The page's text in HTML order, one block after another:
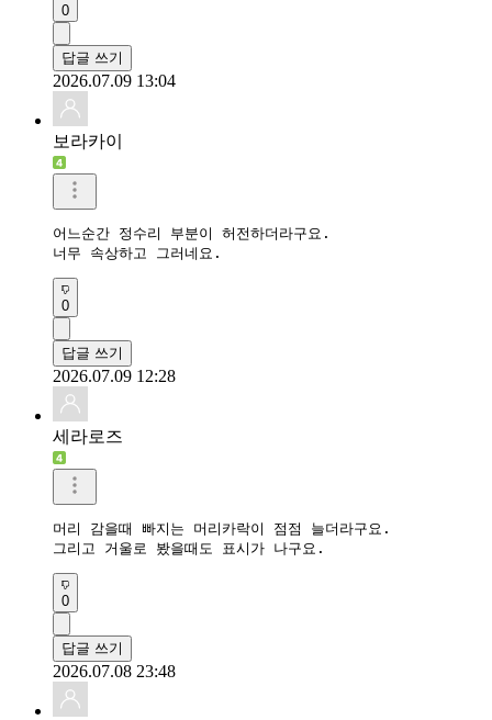
0
답글 쓰기
2026.07.09 13:04
보라카이
어느순간 정수리 부분이 허전하더라구요.
너무 속상하고 그러네요.
0
답글 쓰기
2026.07.09 12:28
세라로즈
머리 감을때 빠지는 머리카락이 점점 늘더라구요.
그리고 거울로 봤을때도 표시가 나구요.
0
답글 쓰기
2026.07.08 23:48